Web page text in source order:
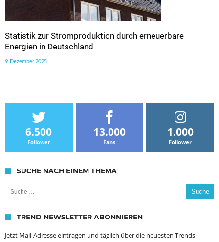
Statistik zur Stromproduktion durch erneuerbare
Energien in Deutschland
9. Dezember 2025
6.500
Follower
13.000
Fans
1.000
Follower
SUCHE NACH EINEM THEMA
Suche nach:
TREND NEWSLETTER ABONNIEREN
Jetzt Mail-Adresse eintragen und täglich über die neuesten Trends